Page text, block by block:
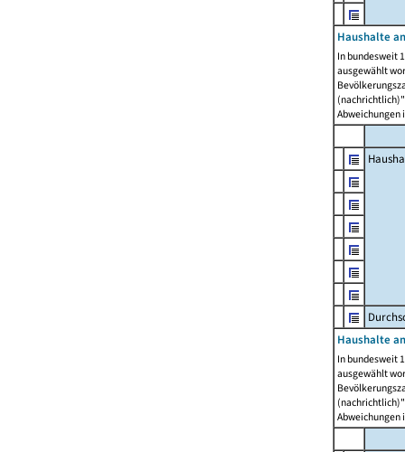
Haushalte
In bundesweit
ausgewählt
Abweichungen
Haushalte
In bundesweit
ausgewählt
Abweichungen